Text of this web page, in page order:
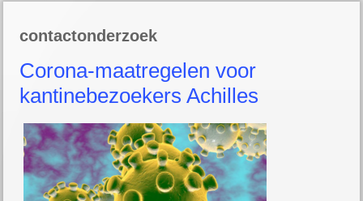
contactonderzoek
Corona-maatregelen voor
kantinebezoekers Achilles